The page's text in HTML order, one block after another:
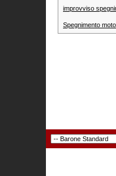
improvviso
Spegnimento